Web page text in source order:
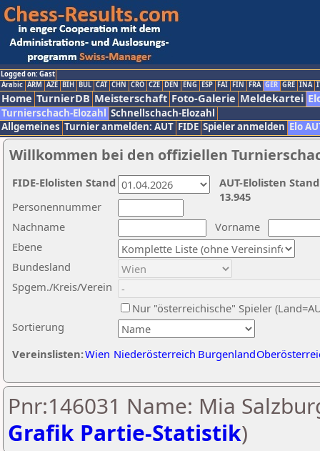
Logged on: Gast
Arabic ARM AZE BIH BUL CAT CHN CRO CZE DEN ENG ESP FAI FIN FRA GER GRE INA
Home TurnierDB Meisterschaft Foto-Galerie Meldekartei
Turnierschach-Elozahl Schnellschach-Elozahl
Allgemeines Turnier anmelden: AUT FIDE Spieler anmelden Elo
Willkommen bei den offiziellen
Nachname
Vorname
Ebene
Sortierung
Personennummer
Bundesland
Spgem./Kreis/Verein
Nur "österreichische" Spieler
Vereinslisten:Wien Niederösterreich Burgenland
AUT-Elolisten
13.945
FIDE-Elolisten Stand
Pnr:146031 Name: Mia
Grafik Partie-Statistik)